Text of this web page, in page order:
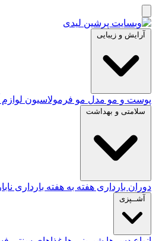
آرایش و زیبایی
پوست و مو مدل مو فرمولاسیون
سلامتی و بهداشت
دوران بارداری هفته به هفته بارداری
آشــپزی